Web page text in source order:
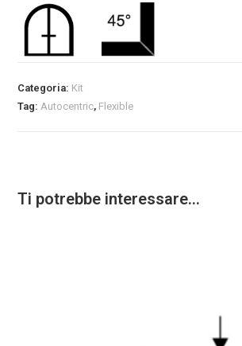
Categoria: Kit
Tag:Autocentric, Flexible
Ti potrebbe interessare…